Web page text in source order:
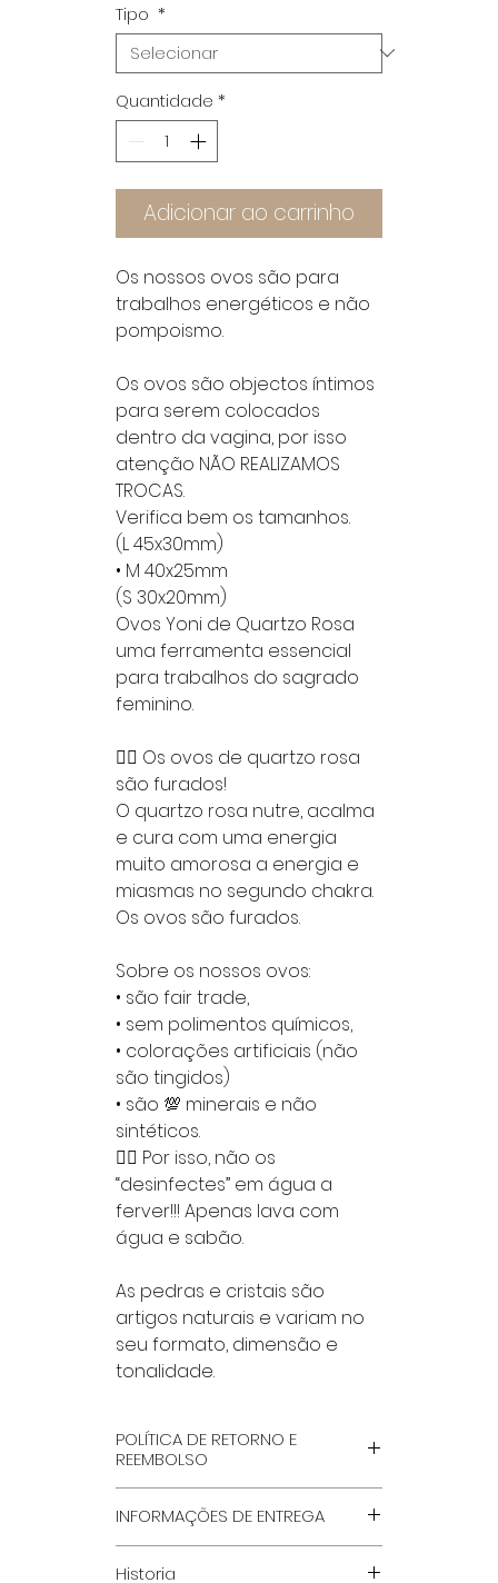
Tipo *
Quantidade *
Adicionar ao carrinho
Os nossos ovos são para
trabalhos energéticos e não
pompoismo.
Os ovos são objectos íntimos
para serem colocados
dentro da vagina, por isso
atenção NÃO REALIZAMOS
TROCAS.
Verifica bem os tamanhos.
(L 45x30mm)
• M 40x25mm
(S 30x20mm)
Ovos Yoni de Quartzo Rosa
uma ferramenta essencial
para trabalhos do sagrado
feminino.
👉🏻 Os ovos de quartzo rosa
são furados!
O quartzo rosa nutre, acalma
e cura com uma energia
muito amorosa a energia e
miasmas no segundo chakra.
Os ovos são furados.
Sobre os nossos ovos:
• são fair trade,
• sem polimentos químicos,
• colorações artificiais (não
são tingidos)
• são 💯 minerais e não
sintéticos.
👉🏻 Por isso, não os
“desinfectes” em água a
ferver!!! Apenas lava com
água e sabão.
As pedras e cristais são
artigos naturais e variam no
seu formato, dimensão e
tonalidade.
POLÍTICA DE RETORNO E
REEMBOLSO
PÁGINA ''TERMOS GERAIS E
CONDIÇÕES'', QUE ENCONTRAS
INFORMAÇÕES DE ENTREGA
Historia